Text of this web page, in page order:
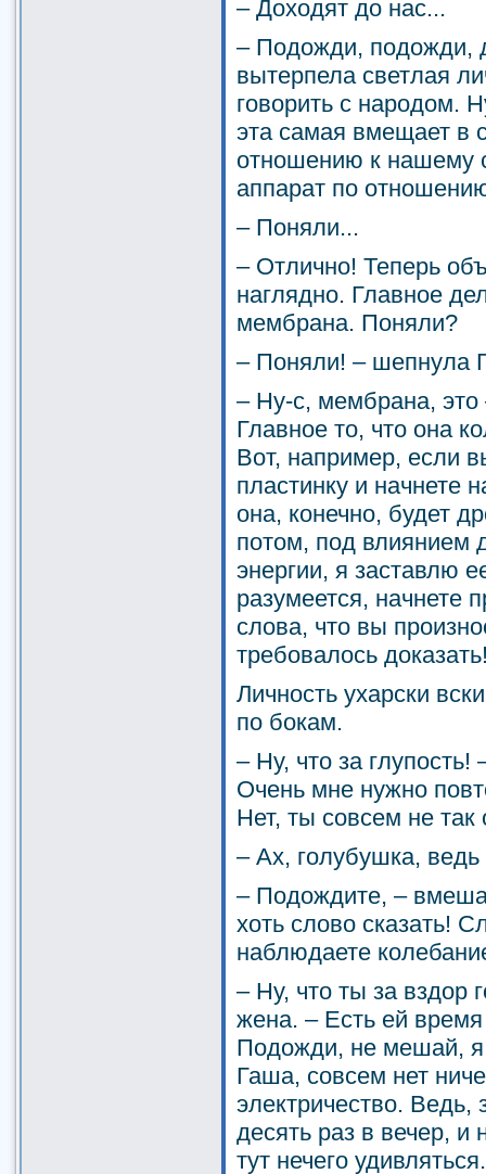
– Доходят до нас...
– Подожди, подожди,
вытерпела светлая
говорить с народом.
эта самая вмещает в
отношению к нашему
аппарат по
– Поняли...
– Отлично! Теперь
наглядно. Главное
мембрана. Поняли?
– Поняли! – шепнула
– Ну-с, мембрана, это
Главное то, что она
Вот, например, если
пластинку и начнете
она, конечно, будет
потом, под влиянием
энергии, я заставлю
разумеется, начнете
слова, что вы
требовалось
Личность ухарски
по бокам.
– Ну, что за
Очень мне нужно
Нет, ты совсем не
– Ах, голубушка,
– Подождите, –
хоть слово сказать!
наблюдаете
– Ну, что ты за вздор
жена. – Есть ей
Подожди, не мешай,
Гаша, совсем нет
электричество.
десять раз в вечер, и
тут нечего